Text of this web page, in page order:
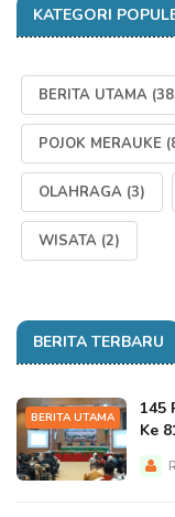
KATEGORI
BERITA UTAMA
POJOK MERAUKE
OLAHRAGA (3)
WISATA (2)
BERITA TERBARU
BERITA UTAMA
145
Ke